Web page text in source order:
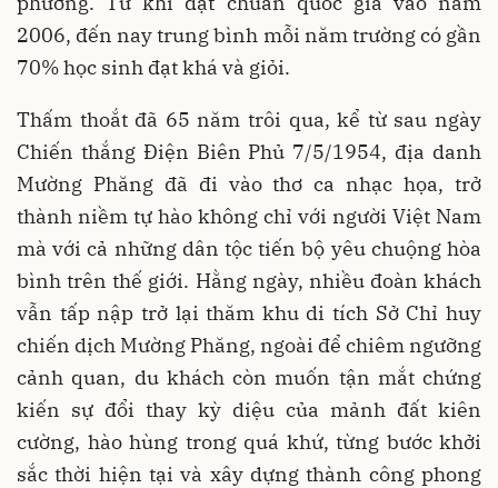
2006, đến nay trung bình mỗi năm trường có gần
70% học sinh đạt khá và giỏi.
Thấm thoắt đã 65 năm trôi qua, kể từ sau ngày
Chiến thắng Điện Biên Phủ 7/5/1954, địa danh
Mường Phăng đã đi vào thơ ca nhạc họa, trở
thành niềm tự hào không chỉ với người Việt Nam
mà với cả những dân tộc tiến bộ yêu chuộng hòa
bình trên thế giới. Hằng ngày, nhiều đoàn khách
vẫn tấp nập trở lại thăm khu di tích Sở Chỉ huy
chiến dịch Mường Phăng, ngoài để chiêm ngưỡng
cảnh quan, du khách còn muốn tận mắt chứng
kiến sự đổi thay kỳ diệu của mảnh đất kiên
cường, hào hùng trong quá khứ, từng bước khởi
sắc thời hiện tại và xây dựng thành công phong